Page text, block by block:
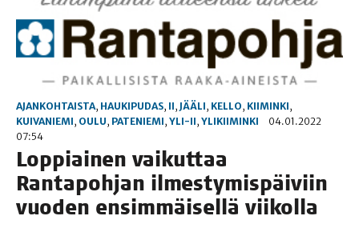
AJANKOHTAISTA, HAUKIPUDAS, II, JÄÄLI, KELLO, KIIMINKI,
KUIVANIEMI, OULU, PATENIEMI, YLI-II, YLIKIIMINKI
04.01.2022
07:54
Lop­piai­nen vai­kut­taa
Ran­ta­poh­jan ilmes­ty­mis­päi­viin
vuo­den ensim­mäi­sel­lä viikolla